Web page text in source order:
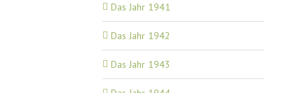
Das Jahr 1941
Das Jahr 1942
Das Jahr 1943